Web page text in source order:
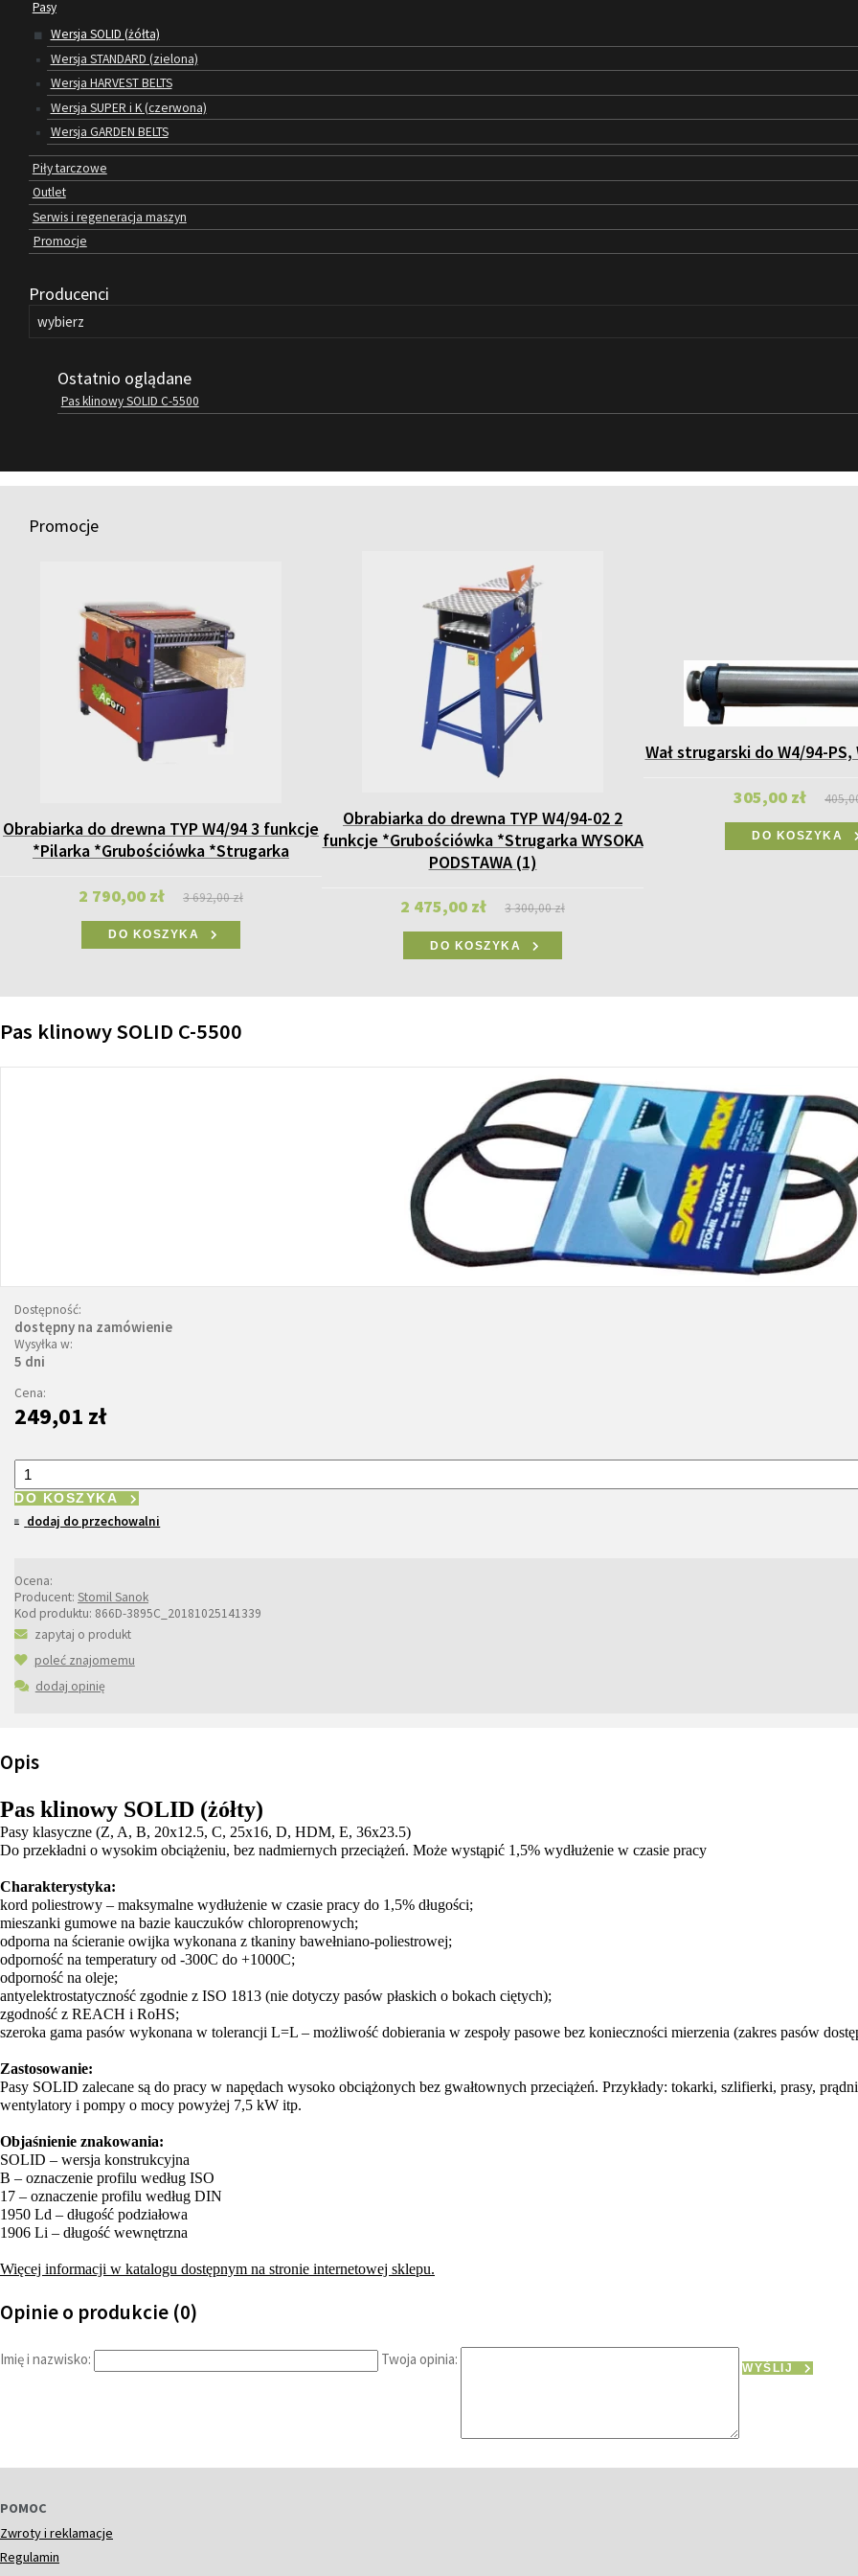
Pasy
Wersja SOLID (żółta)
Wersja STANDARD (zielona)
Wersja HARVEST BELTS
Wersja SUPER i K (czerwona)
Wersja GARDEN BELTS
Piły tarczowe
Outlet
Serwis i regeneracja maszyn
Promocje
Producenci
Ostatnio oglądane
Pas klinowy SOLID C-5500
Promocje
Obrabiarka do drewna TYP W4/94 3 funkcje
*Pilarka *Grubościówka *Strugarka
2 790,00 zł 3 692,00 zł
DO KOSZYKA
Obrabiarka do drewna TYP W4/94-02 2
funkcje *Grubościówka *Strugarka WYSOKA
PODSTAWA (1)
2 475,00 zł 3 300,00 zł
DO KOSZYKA
Wał strugarski do W4/94-PS,
305,00 zł
DO KOSZYKA
Pas klinowy SOLID C-5500
Dostępność:
dostępny na zamówienie
Wysyłka w:
5 dni
Cena:
249,01 zł
DO KOSZYKA
dodaj do przechowalni
Ocena:
Producent: Stomil Sanok
Kod produktu: 866D-3895C_20181025141339
zapytaj o produkt
poleć znajomemu
dodaj opinię
Opis
Pas klinowy SOLID (żółty)
Pasy klasyczne (Z, A, B, 20x12.5, C, 25x16, D, HDM, E, 36x23.5)
Do przekładni o wysokim obciążeniu, bez nadmiernych przeciążeń. Może wystąpić 1,5% wydłużenie w czasie pracy
Charakterystyka:
kord poliestrowy – maksymalne wydłużenie w czasie pracy do 1,5% długości;
mieszanki gumowe na bazie kauczuków chloroprenowych;
odporna na ścieranie owijka wykonana z tkaniny bawełniano-poliestrowej;
odporność na temperatury od -300C do +1000C;
odporność na oleje;
antyelektrostatyczność zgodnie z ISO 1813 (nie dotyczy pasów płaskich o bokach ciętych);
zgodność z REACH i RoHS;
szeroka gama pasów wykonana w tolerancji L=L – możliwość dobierania w zespoły pasowe bez konieczności mierzenia (zakres pasów
Zastosowanie:
Pasy SOLID zalecane są do pracy w napędach wysoko obciążonych bez gwałtownych przeciążeń. Przykłady: tokarki, szlifierki, prasy,
wentylatory i pompy o mocy powyżej 7,5 kW itp.
Objaśnienie znakowania:
SOLID – wersja konstrukcyjna
B – oznaczenie profilu według ISO
17 – oznaczenie profilu według DIN
1950 Ld – długość podziałowa
1906 Li – długość wewnętrzna
Więcej informacji w katalogu dostępnym na stronie internetowej sklepu.
Opinie o produkcie (0)
Imię i nazwisko: Twoja opinia: WYŚLIJ
POMOC
Zwroty i reklamacje
Regulamin